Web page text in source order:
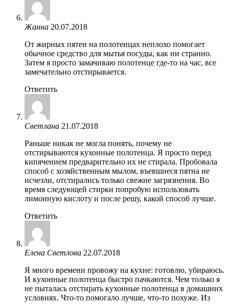
Жанна 20.07.2018
От жирных пятен на полотенцах неплохо помогает
обычное средство для мытья посуды, как ни странно.
Затем я просто замачиваю полотенце где-то на час, все
замечательно отстирывается.
Ответить
Светлана 21.07.2018
Раньше никак не могла понять, почему не
отстирываются кухонные полотенца. Я просто перед
кипячением предварительно их не стирала. Пробовала
способ с хозяйственным мылом, въевшиеся пятна не
исчезли, отстирались только свежие загрязнения. Во
время следующей стирки попробую использовать
лимонную кислоту и после решу, какой способ лучше.
Ответить
Елена Светлова 22.07.2018
Я много времени провожу на кухне: готовлю, убираюсь.
И кухонные полотенца быстро пачкаются. Чем только я
не пыталась отстирать кухонные полотенца в домашних
условиях. Что-то помогало лучше, что-то похуже. Из